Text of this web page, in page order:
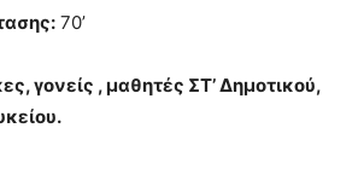
70’
γονείς , μαθητές ΣΤ’ Δημοτικού,